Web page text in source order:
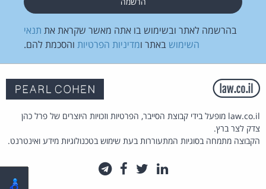
בהרשמה לאתר ובשימוש בו אתה מאשר שקראת את תנאי
השימוש באתר ומדיניות הפרטיות והסכמת להם.
law.co.il מופעל בידי קבוצת הסייבר, הפרטיות וזכויות היוצרים של פרל כהן
צדק לצר ברץ.
הקבוצה מתמחה בסוגיות המתעוררות בעת שימוש בטכנולוגיות מידע ואינטרנט.
לינקדאין
טוויטרפייסבוק